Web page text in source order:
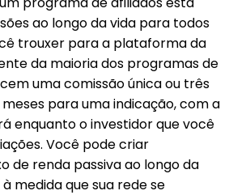
ao longo da vida para todos
trouxer para a plataforma da
da maioria dos programas de
uma comissão única ou três
para uma indicação, com a
enquanto o investidor que você
Você pode criar
de renda passiva ao longo da
medida que sua rede se